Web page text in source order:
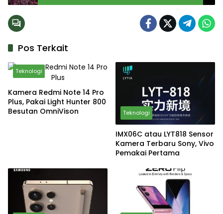
Pos Terkait
Teknologi
Kamera Redmi Note 14 Pro
Plus, Pakai Light Hunter 800
Besutan OmniVison
Teknologi
IMX06C atau LYT818 Sensor
Kamera Terbaru Sony, Vivo
Pemakai Pertama